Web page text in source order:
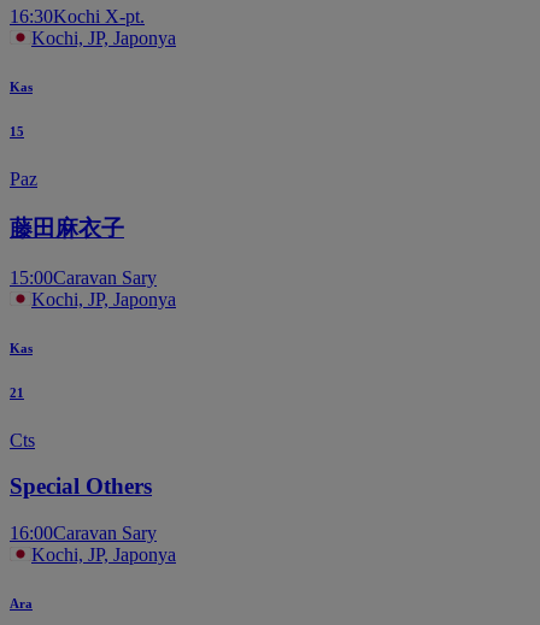
16:30Kochi X-pt.
Kochi, JP, Japonya
Kas
15
Paz
藤田麻衣子
15:00Caravan Sary
Kochi, JP, Japonya
Kas
21
Cts
Special Others
16:00Caravan Sary
Kochi, JP, Japonya
Ara